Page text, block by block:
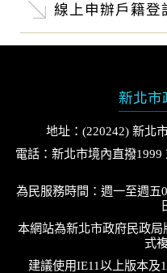
線上申辦戶籍登
新北市
地址：(220242) 新北
電話：新北市境內直撥1999
為民服務時間：週一至週五
本網站為新北市政府民政
式
建議使用IE11以上版本